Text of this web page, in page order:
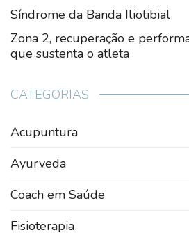
Síndrome da Banda Iliotibial
Zona 2, recuperação e
que sustenta o atleta
CATEGORIAS
Acupuntura
Ayurveda
Coach em Saúde
Fisioterapia